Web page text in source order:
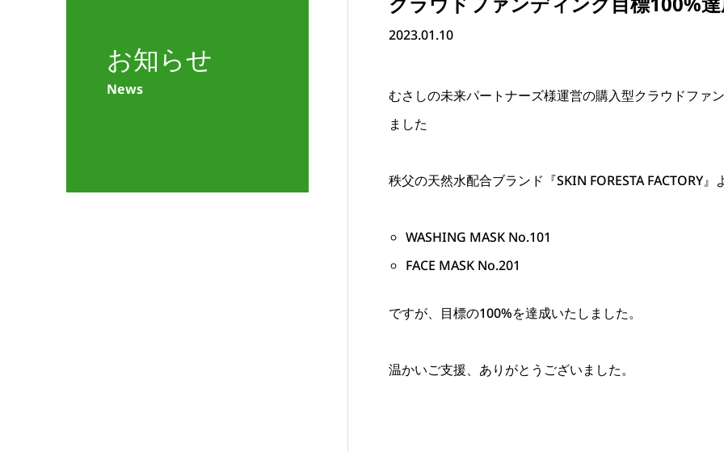
お知らせ
News
2023.01.10
むさしの未来パートナーズ様運営の購入型クラウドファ
ました
秩父の天然水配合ブランド『SKIN FORESTA FACTORY』
WASHING MASK No.101
FACE MASK No.201
ですが、目標の100%を達成いたしました。
温かいご支援、ありがとうございました。